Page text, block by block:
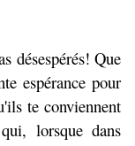
désespérés! Que
espérance pour
te conviennent
lorsque dans